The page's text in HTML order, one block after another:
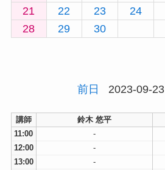
21
22 23 24
28
29 30
前日 2023-09-23
講師 鈴木 悠平
11:00
-
12:00
-
13:00
-